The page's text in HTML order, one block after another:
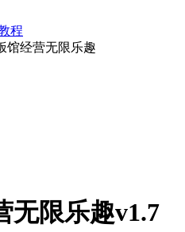
程
馆经营无限乐趣
无限乐趣v1.7